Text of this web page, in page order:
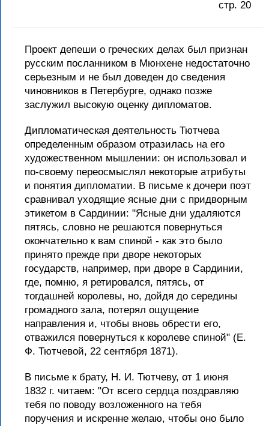
стр. 20
Проект депеши о греческих делах был признан
русским посланником в Мюнхене недостаточно
серьезным и не был доведен до сведения
чиновников в Петербурге, однако позже
заслужил высокую оценку дипломатов.
Дипломатическая деятельность Тютчева
определенным образом отразилась на его
художественном мышлении: он использовал и
по-своему переосмыслял некоторые атрибуты
и понятия дипломатии. В письме к дочери поэт
сравнивал уходящие ясные дни с придворным
этикетом в Сардинии: "Ясные дни удаляются
пятясь, словно не решаются повернуться
окончательно к вам спиной - как это было
принято прежде при дворе некоторых
государств, например, при дворе в Сардинии,
где, помню, я ретировался, пятясь, от
тогдашней королевы, но, дойдя до середины
громадного зала, потерял ощущение
направления и, чтобы вновь обрести его,
отважился повернуться к королеве спиной" (Е.
Ф. Тютчевой, 22 сентября 1871).
В письме к брату, Н. И. Тютчеву, от 1 июня
1832 г. читаем: "От всего сердца поздравляю
тебя по поводу возложенного на тебя
поручения и искренне желаю, чтобы оно было